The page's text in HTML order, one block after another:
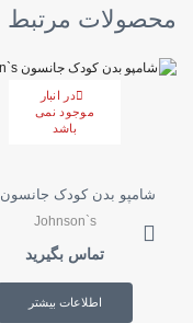
محصولات مرتبط
در انبار
موجود نمی
باشد
شامپو بدن کودک جانسون J...
Johnson`s
تماس بگیرید
اطلاعات بیشتر